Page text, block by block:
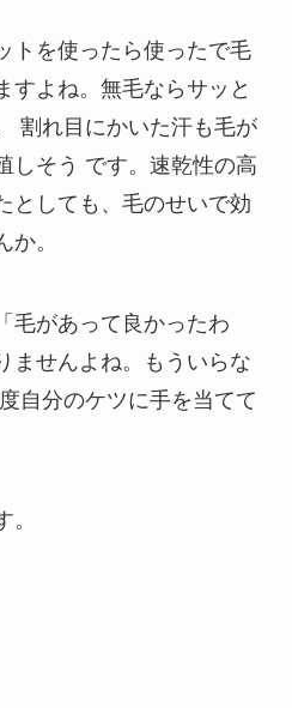
トを使ったら使ったで毛
すよね。無毛ならサッと
割れ目にかいた汗も毛が
しそう です。速乾性の高
としても、毛のせいで効
。
毛があって良かったわ
ませんよね。もういらな
自分のケツに手を当てて